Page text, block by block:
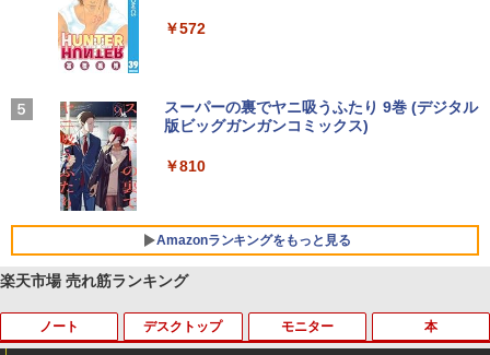
るーとゅーす コードレス ENCノイズキャン
￥1,964
リング ANC 36時間再生
￥3,480
On My Road (Stadium ver.)
art Basic)
コカ・コーラ やかんの麦茶 from 爽健美茶 ラ
￥572
スーパーの裏でヤニ吸うふたり 9巻 (デジタル
版ビッグガンガンコミックス)
￥810
Amazonランキングをもっと見る
楽天市場 売れ筋ランキング
ノート デスクトップ モニター 本